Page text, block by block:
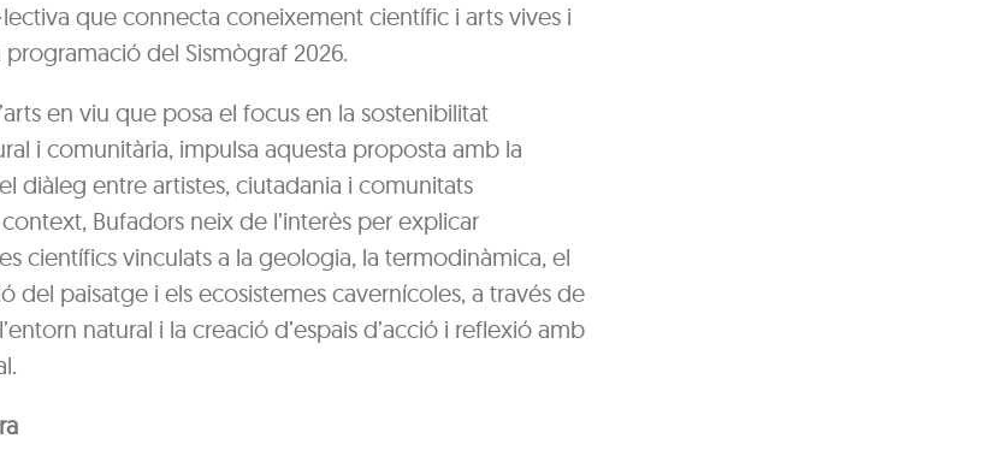
que connecta coneixement científic i arts vives i
programació del Sismògraf 2026.
en viu que posa el focus en la sostenibilitat
i comunitària, impulsa aquesta proposta amb la
diàleg entre artistes, ciutadania i comunitats
Bufadors neix de l’interès per explicar
científics vinculats a la geologia, la termodinàmica, el
del paisatge i els ecosistemes cavernícoles, a través de
natural i la creació d’espais d’acció i reflexió amb